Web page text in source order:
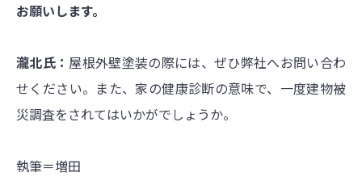
お願いします。
瀧北氏： 屋根外壁塗装の際には、ぜひ弊社へお問い合わ
せください。また、家の健康診断の意味で、一度建物被
災調査をされてはいかがでしょうか。
執筆＝増田